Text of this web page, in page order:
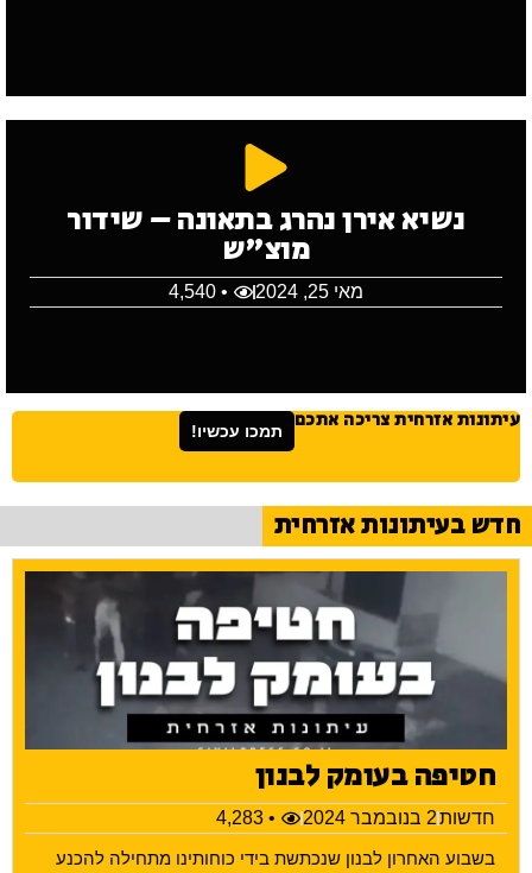
נשיא אירן נהרג בתאונה – שידור
מוצ"ש
מאי 25, 2024 • 4,540
עיתונות אזרחית צריכה אתכם תמכו עכשיו!
חדש בעיתונות אזרחית
חטיפה בעומק לבנון
חדשות2 בנובמבר 2024
• 4,283
בשבוע האחרון לבנון שנכתשת בידי כוחותינו מתחילה להכנע